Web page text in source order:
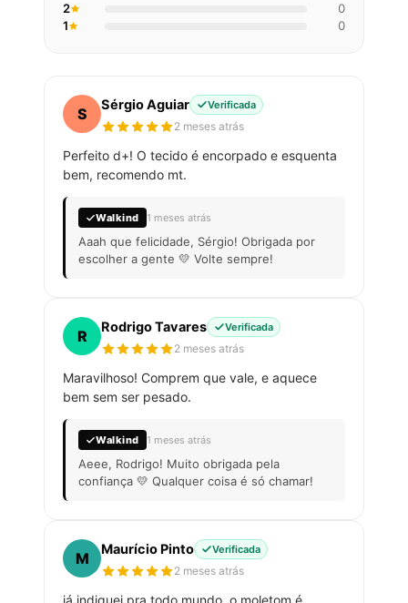
2
0
1
0
S
Sérgio Aguiar Verificada
2 meses atrás
Perfeito d+! O tecido é encorpado e esquenta
bem, recomendo mt.
Walkind 1 meses atrás
Aaah que felicidade, Sérgio! Obrigada por
escolher a gente 💛 Volte sempre!
R
Rodrigo Tavares Verificada
2 meses atrás
Maravilhoso! Comprem que vale, e aquece
bem sem ser pesado.
Walkind 1 meses atrás
Aeee, Rodrigo! Muito obrigada pela
confiança 💛 Qualquer coisa é só chamar!
M
Maurício Pinto Verificada
2 meses atrás
já indiquei pra todo mundo. o moletom é